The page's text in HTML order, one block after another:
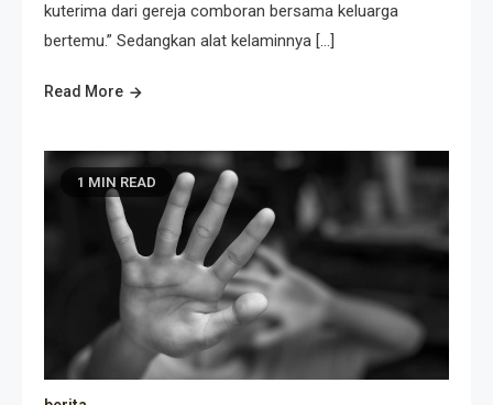
kuterima dari gereja comboran bersama keluarga
bertemu.” Sedangkan alat kelaminnya […]
Read More
1 MIN READ